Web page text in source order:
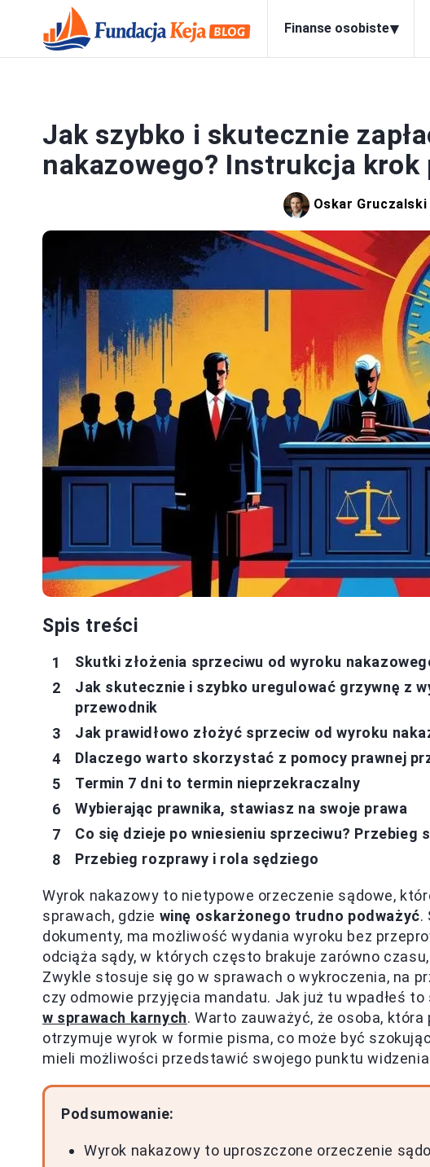
Finanse osobiste▾
Jak szybko i skutecznie
nakazowego? Instrukcja krok
Oskar Gruczalski
Spis treści
Skutki złożenia sprzeciwu od wyroku
Jak skutecznie i szybko uregulować grzywnę z
przewodnik
Jak prawidłowo złożyć sprzeciw od wyroku
Dlaczego warto skorzystać z pomocy prawnej
Termin 7 dni to termin nieprzekraczalny
Wybierając prawnika, stawiasz na swoje prawa
Co się dzieje po wniesieniu sprzeciwu? Przebieg
Przebieg rozprawy i rola sędziego
Wyrok nakazowy to nietypowe orzeczenie sądowe,
sprawach, gdzie winę oskarżonego trudno podważyć.
dokumenty, ma możliwość wydania wyroku bez
odciąża sądy, w których często brakuje zarówno
Zwykle stosuje się go w sprawach o wykroczenia, na
czy odmowie przyjęcia mandatu. Jak już tu wpadłeś to
w sprawach karnych. Warto zauważyć, że osoba,
otrzymuje wyrok w formie pisma, co może być
mieli możliwości przedstawić swojego punktu
Podsumowanie:
Wyrok nakazowy to uproszczone orzeczenie